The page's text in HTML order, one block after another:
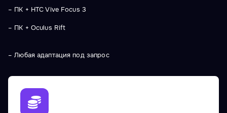
– ПК + HTC Vive Focus 3
– ПК + Oculus Rift
– Любая адаптация под запрос